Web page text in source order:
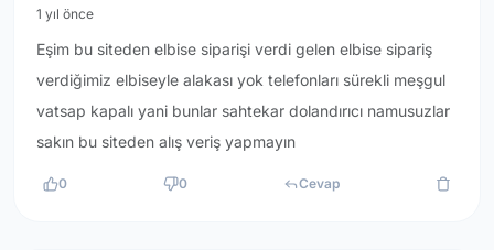
1 yıl önce
Eşim bu siteden elbise siparişi verdi gelen elbise sipariş
verdiğimiz elbiseyle alakası yok telefonları sürekli meşgul
vatsap kapalı yani bunlar sahtekar dolandırıcı namusuzlar
sakın bu siteden alış veriş yapmayın
0 0 Cevap